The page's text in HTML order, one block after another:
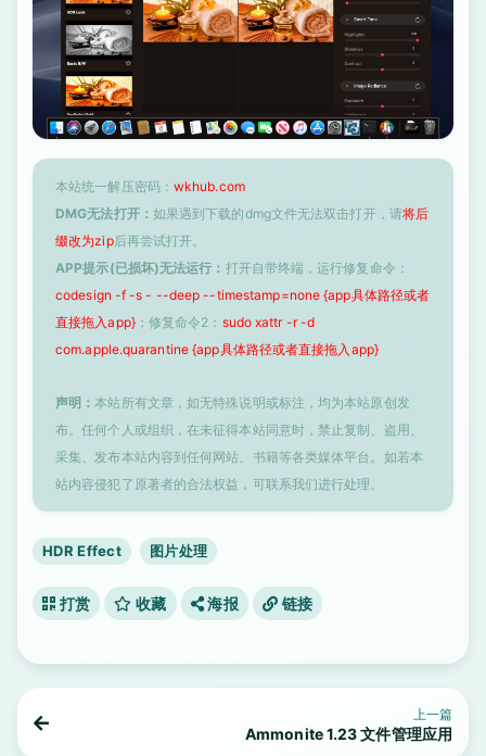
本站统一解压密码： wkhub.com
DMG无法打开： 如果遇到下载的dmg文件无法双击打开，请将后
缀改为zip后再尝试打开。
APP提示(已损坏)无法运行： 打开自带终端，运行修复命令：
codesign -f -s - --deep --timestamp=none {app具体路径或者
直接拖入app}；修复命令2： sudo xattr -r -d
com.apple.quarantine {app具体路径或者直接拖入app}
声明：本站所有文章，如无特殊说明或标注，均为本站原创发
布。任何个人或组织，在未征得本站同意时，禁止复制、盗用、
采集、发布本站内容到任何网站、书籍等各类媒体平台。如若本
站内容侵犯了原著者的合法权益，可联系我们进行处理。
HDR Effect 图片处理
打赏 收藏 海报 链接
上一篇
Ammonite 1.23 文件管理应用